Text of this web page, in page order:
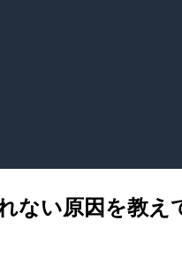
ない原因を教え